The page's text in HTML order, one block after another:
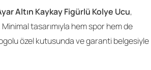
Altın Kaykay Figürlü Kolye Ucu,
tasarımıyla hem spor hem de
özel kutusunda ve garanti belgesiyle